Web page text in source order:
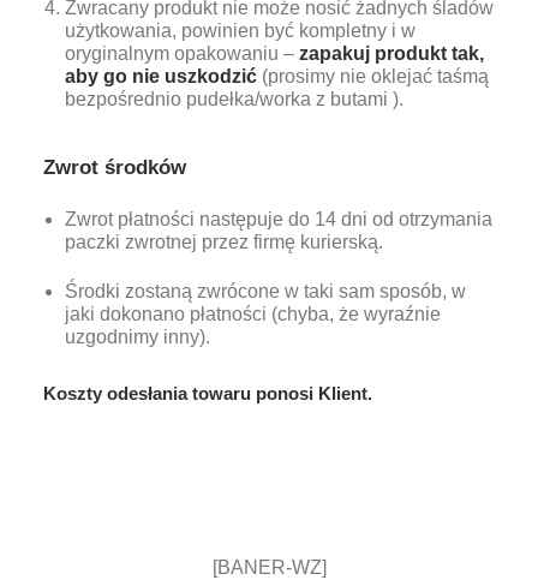
Zwracany produkt nie może nosić żadnych śladów
użytkowania, powinien być kompletny i w
oryginalnym opakowaniu – zapakuj produkt tak,
aby go nie uszkodzić (prosimy nie oklejać taśmą
bezpośrednio pudełka/worka z butami ).
Zwrot środków
Zwrot płatności następuje do 14 dni od otrzymania
paczki zwrotnej przez firmę kurierską.
Środki zostaną zwrócone w taki sam sposób, w
jaki dokonano płatności (chyba, że wyraźnie
uzgodnimy inny).
Koszty odesłania towaru ponosi Klient.
[BANER-WZ]